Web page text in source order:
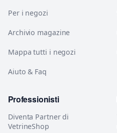
Per i negozi
Archivio magazine
Mappa tutti i negozi
Aiuto & Faq
Professionisti
Diventa Partner di
VetrineShop